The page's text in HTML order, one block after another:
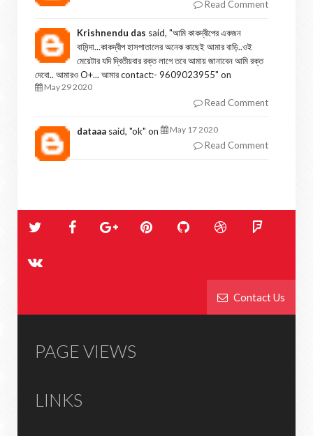
Read Comment
Krishnendu das said, "আমি কাকদ্বীপের একজন
বাসিন্দা...কাকদ্বীপ হাসপাতালের অনেক কাছেই আমার বাড়ি..ওই
মেয়েটার যদি দ্বিতীয়বার রক্ত লাগে তবে আমায় জানাবেন আমি রক্ত
দেবো.. আমারও O+... আমার contact:- 9609023955" on
May 29 2020
Read Comment
dataaa said, "ok" on May 17 2020
Read Comment
Contact Us
PAGE VIEWS
LINKS